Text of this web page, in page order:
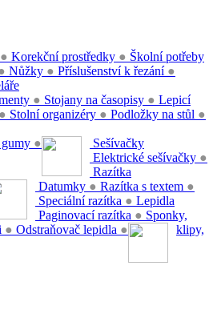
● Korekční prostředky ● Školní potřeby
Nůžky ● Příslušenství k řezání ●
● Stojany na časopisy ●
● Stolní organizéry ● Podložky na stůl ●
Lepicí
●
Sešívačky
Elektrické sešívačky ●
Razítka
Datumky ● Razítka s textem ●
Speciální razítka ●
Paginovací razítka ●
Lepidla
● Odstraňovač lepidla ●
Sponky,
klipy,